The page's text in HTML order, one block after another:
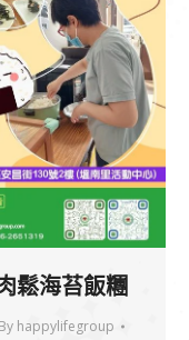
鬆海苔飯糰
By happylifegroup